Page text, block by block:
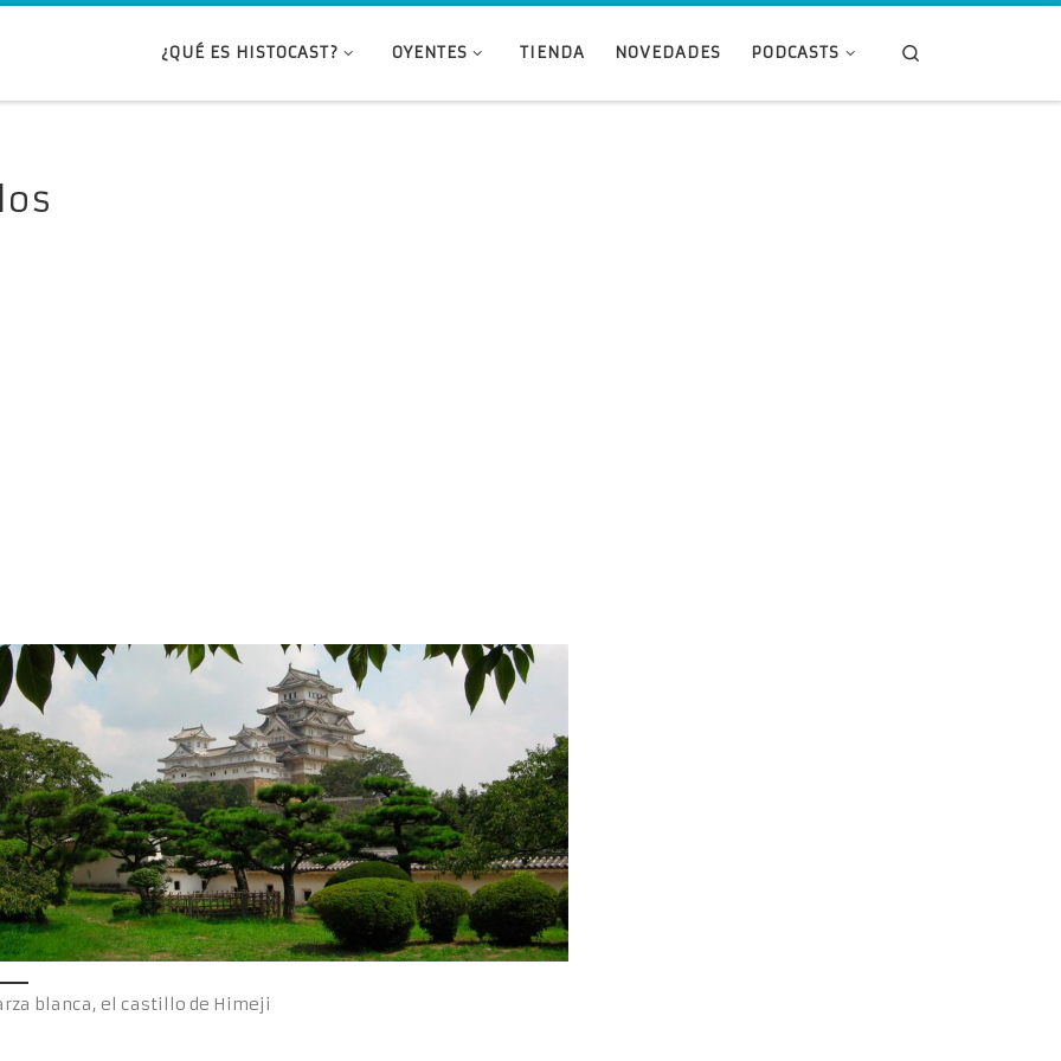
¿QUÉ ES HISTOCAST? OYENTES TIENDA NOVEDADES PODCASTS
blanca, el castillo de Himeji